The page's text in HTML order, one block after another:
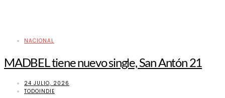
NACIONAL
MADBEL tiene nuevo single, San Antón 21
24 JULIO, 2026
TODOINDIE